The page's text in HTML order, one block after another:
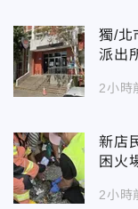
獨/北
派出
2小時
新店
困火
2小時